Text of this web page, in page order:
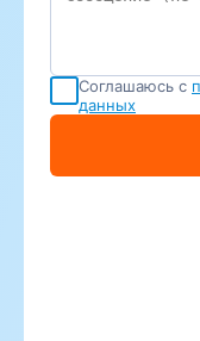
Соглашаюсь с
данных